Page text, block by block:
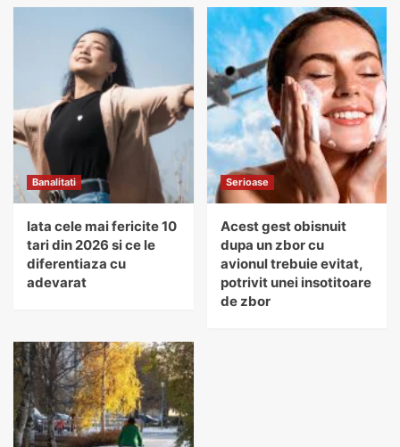
Banalitati
Iata cele mai fericite 10
tari din 2026 si ce le
diferentiaza cu
adevarat
Serioase
Acest gest obisnuit
dupa un zbor cu
avionul trebuie evitat,
potrivit unei insotitoare
de zbor